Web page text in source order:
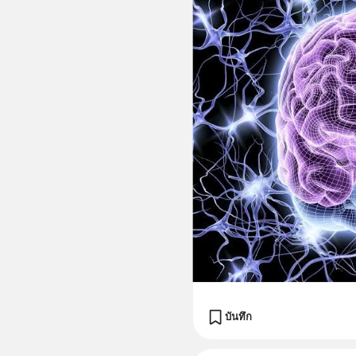
บันทึก